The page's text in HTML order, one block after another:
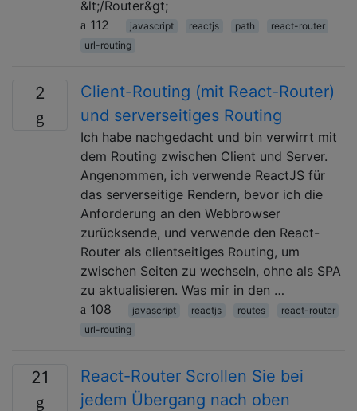
&lt;/Router&gt;
112
javascript reactjs path
react-router
url-routing
2
Client-Routing (mit React-Router)
und serverseitiges Routing
Ich habe nachgedacht und bin verwirrt mit
dem Routing zwischen Client und Server.
Angenommen, ich verwende ReactJS für
das serverseitige Rendern, bevor ich die
Anforderung an den Webbrowser
zurücksende, und verwende den React-
Router als clientseitiges Routing, um
zwischen Seiten zu wechseln, ohne als SPA
zu aktualisieren. Was mir in den …
108
javascript reactjs routes
react-router
url-routing
21
React-Router Scrollen Sie bei
jedem Übergang nach oben